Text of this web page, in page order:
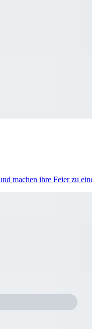
machen ihre Feier zu